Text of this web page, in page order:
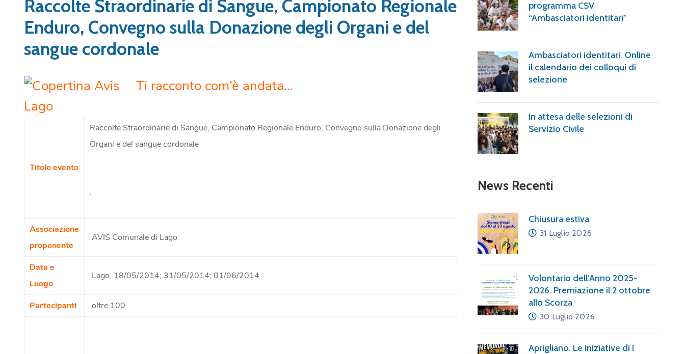
Raccolte Straordinarie di Sangue, Campionato Regionale
Enduro, Convegno sulla Donazione degli Organi e del
sangue cordonale
Ti racconto com’è andata…
Titolo evento
Raccolte Straordinarie di Sangue, Campionato Regionale Enduro, Convegno sulla Donazione degli
Organi e del sangue cordonale
.
Associazione
proponente
AVIS Comunale di Lago
Data e
Luogo
Lago, 18/05/2014; 31/05/2014; 01/06/2014
Partecipanti oltre 100
programma CSV
“Ambasciatori identitari”
Ambasciatori identitari. Online
il calendario dei colloqui di
selezione
In attesa delle selezioni di
Servizio Civile
News Recenti
Chiusura estiva
31 Luglio 2026
Volontario dell’Anno 2025-
2026. Premiazione il 2 ottobre
allo Scorza
30 Luglio 2026
Aprigliano. Le iniziative di I